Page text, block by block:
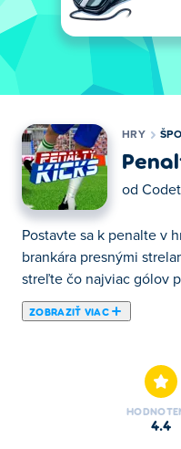
HRY
od
Postavte sa k penalte v
brankára presnými
streľte čo najviac gólov
ZOBRAZIŤ VIAC
4.4